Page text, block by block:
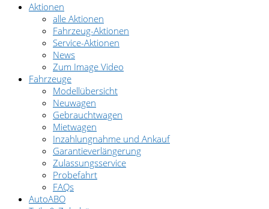
Aktionen
alle Aktionen
Fahrzeug-Aktionen
Service-Aktionen
News
Zum Image Video
Fahrzeuge
Modellübersicht
Neuwagen
Gebrauchtwagen
Mietwagen
Inzahlungnahme und Ankauf
Garantieverlängerung
Zulassungsservice
Probefahrt
FAQs
AutoABO